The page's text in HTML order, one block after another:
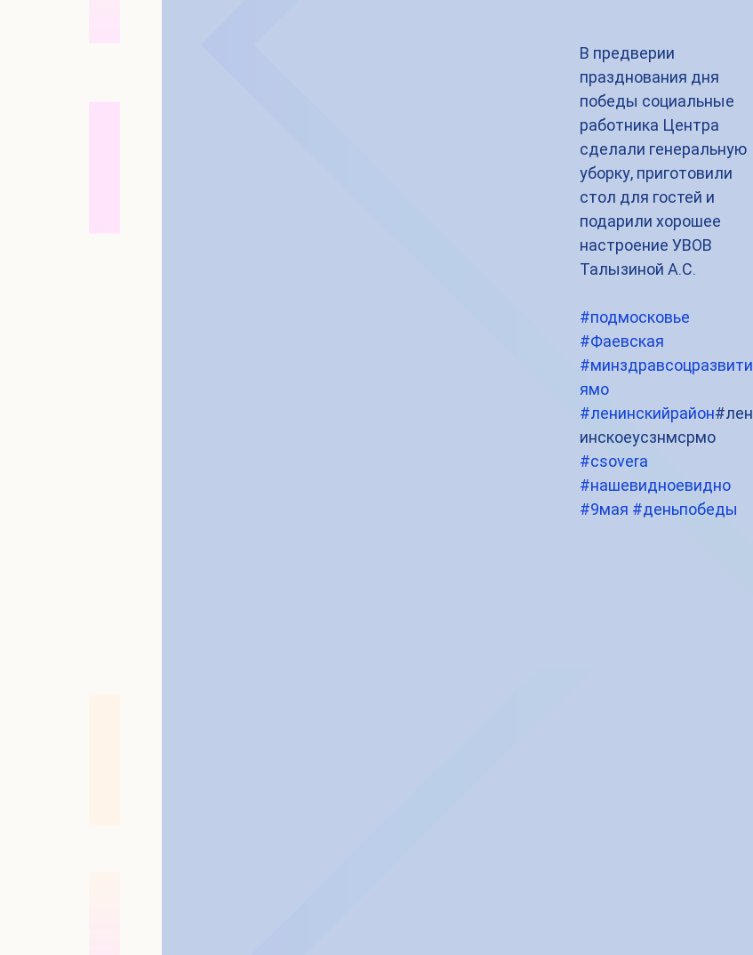
В предверии
празднования дня
победы социальные
работника Центра
сделали генеральную
уборку, приготовили
стол для гостей и
подарили хорошее
настроение УВОВ
Талызиной А.С.
#подмосковье
#Фаевская
#минздравсоцразвити
ямо
#ленинскийрайон#лен
инскоеусзнмсрмо
#csovera
#нашевидноевидно
#9мая #деньпобеды